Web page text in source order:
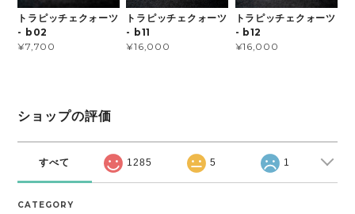
トラピッチェクォーツ
- b02
¥7,700
トラピッチェクォーツ
- b11
¥16,000
トラピッチェクォーツ
- b12
¥16,000
ショップの評価
すべて 1285 5 1
CATEGORY